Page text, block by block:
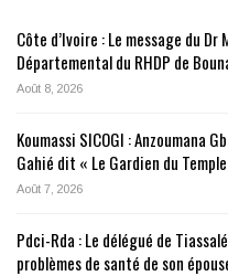
Côte d’Ivoire : Le message du
Départemental du RHDP de
Août 8, 2026
Koumassi SICOGI : Anzoumana
Gahié dit « Le Gardien du
Août 7, 2026
Pdci-Rda : Le délégué de
problèmes de santé de son